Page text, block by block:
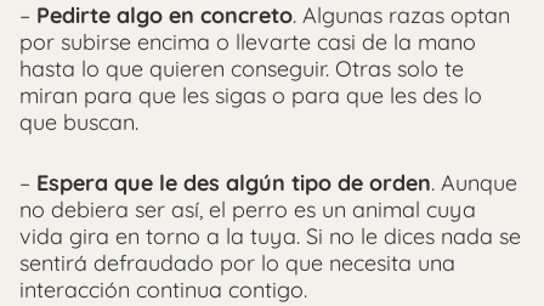
– Pedirte algo en concreto. Algunas razas optan
por subirse encima o llevarte casi de la mano
hasta lo que quieren conseguir. Otras solo te
miran para que les sigas o para que les des lo
que buscan.
– Espera que le des algún tipo de orden. Aunque
no debiera ser así, el perro es un animal cuya
vida gira en torno a la tuya. Si no le dices nada se
sentirá defraudado por lo que necesita una
interacción continua contigo.